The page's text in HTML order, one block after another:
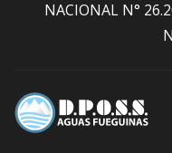
NACIONAL N°